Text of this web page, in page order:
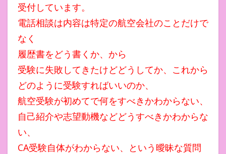
受付しています。
電話相談は内容は特定の航空会社のことだけで
なく
履歴書をどう書くか、から
受験に失敗してきたけどどうしてか、これから
どのように受験すればいいのか、
航空受験が初めてで何をすべきかわからない、
自己紹介や志望動機などどうすべきかわからな
い、
CA受験自体がわからない、という曖昧な質問